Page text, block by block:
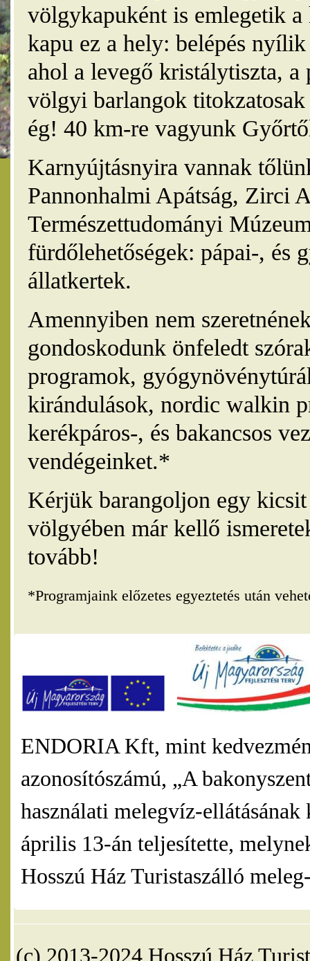
völgykapuként is emlegetik
kapu ez a hely: belépés
ahol a levegő kristálytiszta, a
völgyi barlangok
ég! 40 km-re vagyunk
Karnyújtásnyira vannak
Pannonhalmi Apátság, Zirci
Természettudományi
fürdőlehetőségek: pápai-, és
állatkertek.
Amennyiben nem
gondoskodunk önfeledt
programok,
kirándulások, nordic walkin
kerékpáros-, és bakancsos
vendégeinket.*
Kérjük barangoljon egy
völgyében már kellő
tovább!
*Programjaink előzetes egyeztetés után
ENDORIA Kft, mint
azonosítószámú, „A
használati melegvíz-
április 13-án teljesítette,
Hosszú Ház Turistaszálló
(c) 2013-2024 Hosszú Ház